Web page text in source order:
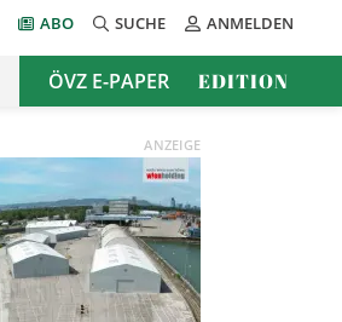
ABO SUCHE ANMELDEN
ÖVZ E-PAPER EDITION
ANZEIGE